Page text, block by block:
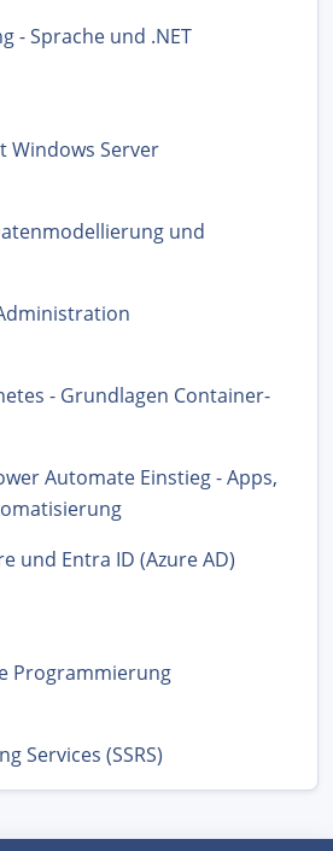
- Sprache und .NET
Windows Server
und
- Grundlagen Container-
Automate Einstieg - Apps,
und Entra ID (Azure AD)
Programmierung
Services (SSRS)